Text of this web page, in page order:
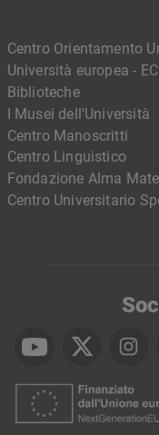
Centro Orientamento
Università europea -
Biblioteche
I Musei dell'Università
Centro Manoscritti
Centro Linguistico
Fondazione Alma
Centro Universitario